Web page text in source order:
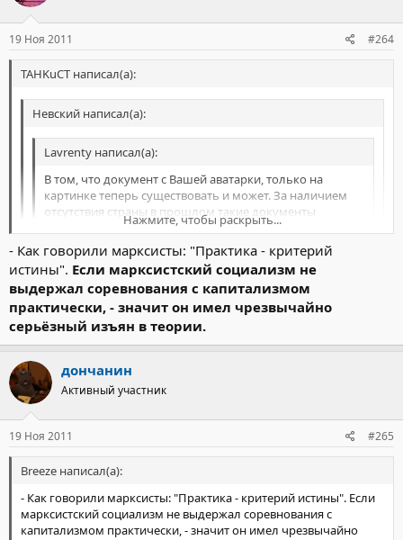
19 Ноя 2011 #264
TAHKuCT написал(а):
Невский написал(а):
Lavrenty написал(а):
В том, что документ с Вашей аватарки, только на
картинке теперь существовать и может. За наличием
отсутствия страны в прошлом такие документы
Нажмите, чтобы раскрыть...
уважаемый, вы занимаетесь софистикой. я вас порпосил
привести факты проигрыша советской системы в области
экономике...И вообще других их побед после изучения
советского опыта.
Нажмите, чтобы раскрыть...
+1 Ещё никому не удалось опровергнуть марксизм
теоретически.
Нажмите, чтобы раскрыть...
- Как говорили марксисты: "Практика - критерий
истины". Если марксистский социализм не
выдержал соревнования с капитализмом
практически, - значит он имел чрезвычайно
серьёзный изъян в теории.
дончанин
Активный участник
19 Ноя 2011 #265
Breeze написал(а):
- Как говорили марксисты: "Практика - критерий истины". Если
марксистский социализм не выдержал соревнования с
капитализмом практически, - значит он имел чрезвычайно